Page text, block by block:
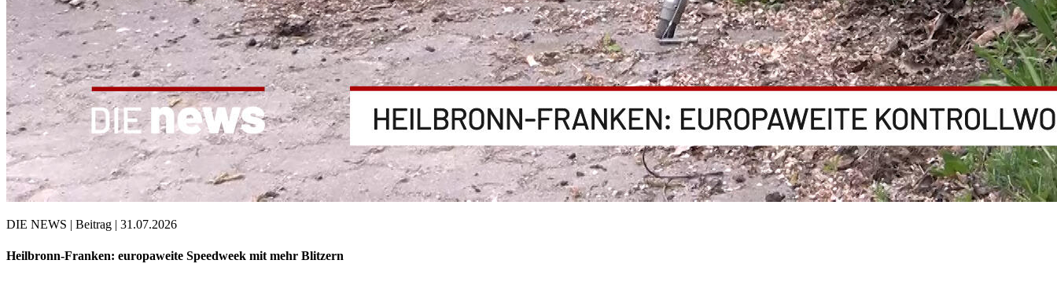
DIE NEWS | Beitrag | 31.07.2026
Heilbronn-Franken: europaweite Speedweek mit mehr Blitzern